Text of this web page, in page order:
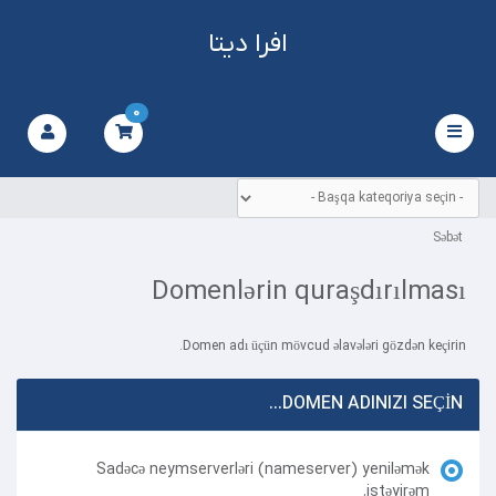
افرا دیتا
Naviqasiyaya
keçid
0
Səbət
Domenlərin quraşdırılması
Domen adı üçün mövcud əlavələri gözdən keçirin.
DOMEN ADINIZI SEÇIN...
Sadəcə neymserverləri (nameserver) yeniləmək